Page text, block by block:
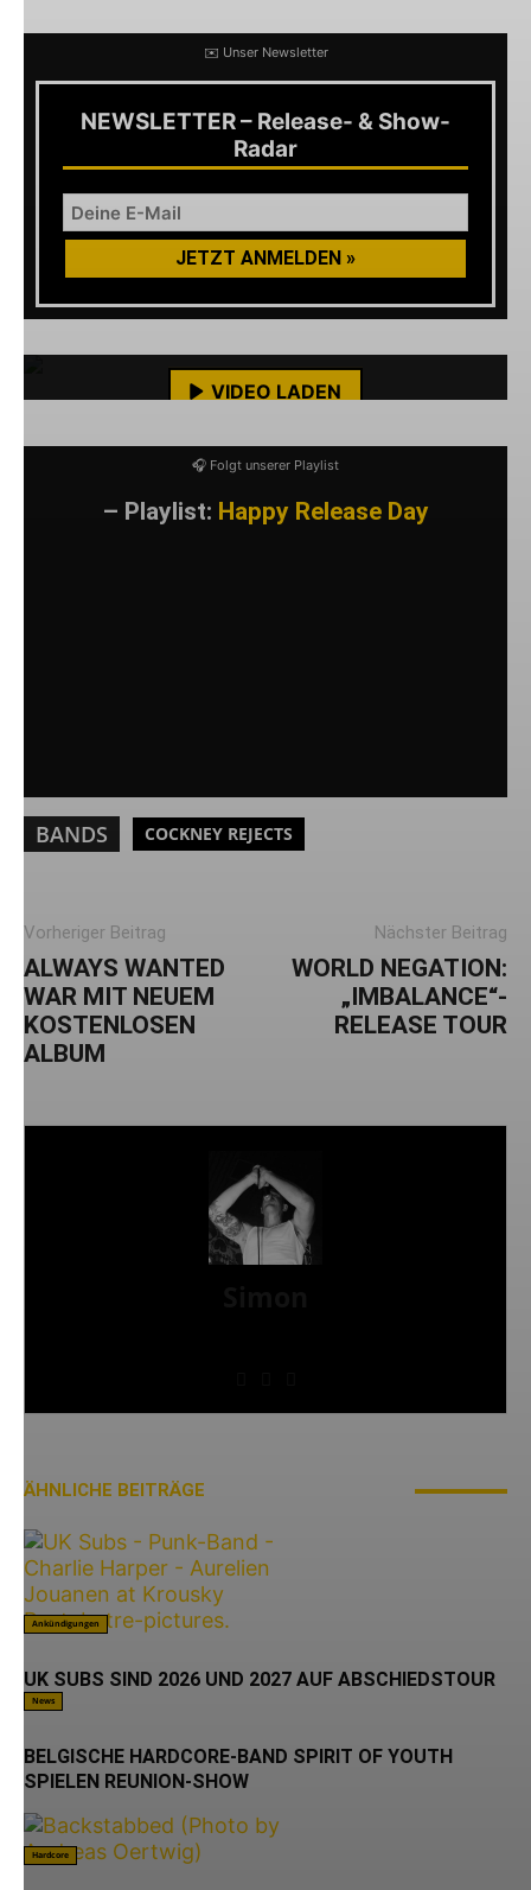
✉️ Unser Newsletter
NEWSLETTER – Release- & Show-
Radar
Datenschutzerklärung von YouTube.
VIDEO LADEN
YouTube-Inhalte immer entsperren
🎧 Folgt unserer Playlist
– Playlist: Happy Release Day
BANDS COCKNEY REJECTS
Vorheriger Beitrag
ALWAYS WANTED
WAR MIT NEUEM
KOSTENLOSEN
ALBUM
Nächster Beitrag
WORLD NEGATION:
„IMBALANCE“-
RELEASE TOUR
ÄHNLICHE BEITRÄGE
Ankündigungen
UK SUBS SIND 2026 UND 2027 AUF ABSCHIEDSTOUR
News
BELGISCHE HARDCORE-BAND SPIRIT OF YOUTH
SPIELEN REUNION-SHOW
Hardcore